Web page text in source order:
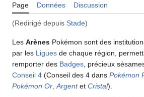
Page Données Discussion
(Redirigé depuis Stade)
Les Arènes Pokémon sont des
par les Ligues de chaque région,
remporter des Badges , précieux
Conseil 4 (Conseil des 4 dans Pokémon
Pokémon Or Argentet Cristal).